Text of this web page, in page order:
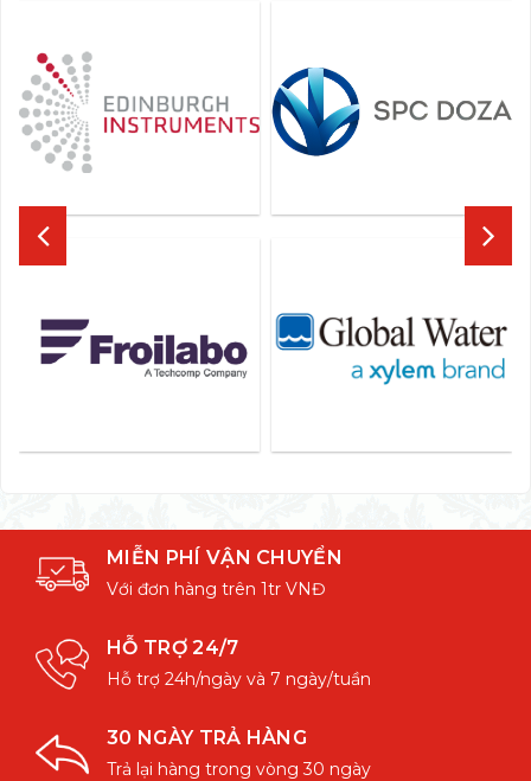
MIỄN PHÍ VẬN CHUYỂN
Với đơn hàng trên 1tr VNĐ
HỖ TRỢ 24/7
Hỗ trợ 24h/ngày và 7 ngày/tuần
30 NGÀY TRẢ HÀNG
Trả lại hàng trong vòng 30 ngày